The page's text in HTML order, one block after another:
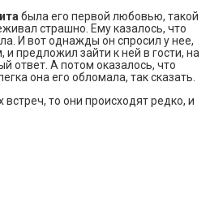
была его первой любовью, такой
страшно. Ему казалось, что
И вот однажды он спросил у нее,
предложил зайти к ней в гости, на
ответ. А потом оказалось, что
она его обломала, так сказать.
то они происходят редко, и